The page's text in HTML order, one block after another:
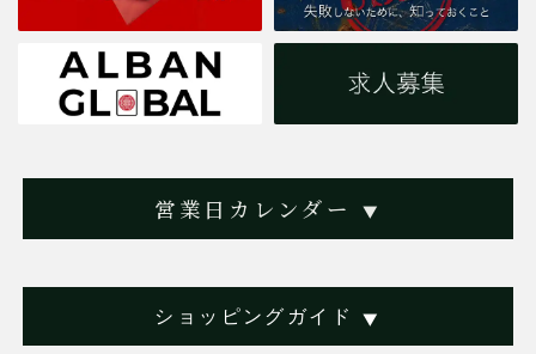
営業日カレンダー ▼
ショッピングガイド ▼